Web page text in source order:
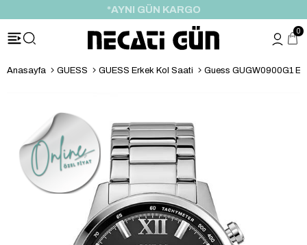
*HEDİYE PAKETİ & NOTU
0
Anasayfa GUESS GUESS Erkek Kol Saati Guess GUGW0900G1